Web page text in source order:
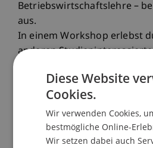
Betriebswirtschaftslehre –
aus.
In einem Workshop erlebst
anderen
Seite des
ABLAUF
10.00 Uhr: Begrüssung und
10.05 Uhr: Theorieinput
Christina Philipp,
Diese Website
Cookies.
Wir verwenden Cookies,
bestmögliche Online-
Wir setzen dabei auch